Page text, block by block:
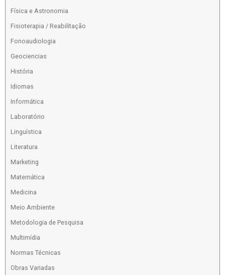
Física e Astronomia
Fisioterapia / Reabilitação
Fonoaudiologia
Geociencias
História
Idiomas
Informática
Laboratório
Linguística
Literatura
Marketing
Matemática
Medicina
Meio Ambiente
Metodologia de Pesquisa
Multimídia
Normas Técnicas
Obras Variadas